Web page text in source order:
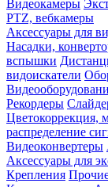
Видеокамеры
PTZ, вебкамеры
Аксессуары для
Насадки,
вспышки
видоискатели
Рекордеры
Цветокоррекция,
распределение
Видеоконвертеры
Аксессуары для
Крепления